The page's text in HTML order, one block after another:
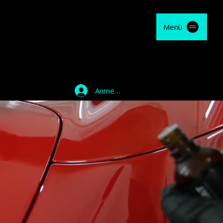
Menü
Anmelden